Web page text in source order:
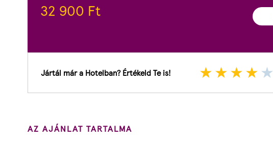
32 900 Ft
Jártál már a Hotelban? Értékeld Te is!
AZ AJÁNLAT TARTALMA